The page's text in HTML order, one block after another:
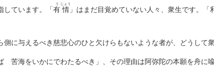
しています。「有
う
情
じょう
」はまだ目覚めていない人々、衆生です。
わないの意で
側に与えるべき慈悲心のひと欠けらもないような者が、どうし
苦海をいかにでわたるべき」、その理由は阿弥陀の本願を舟に